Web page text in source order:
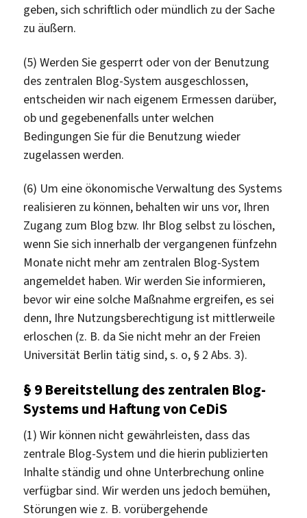
geben, sich schriftlich oder mündlich zu der Sache
zu äußern.
(5) Werden Sie gesperrt oder von der Benutzung
des zentralen Blog-System ausgeschlossen,
entscheiden wir nach eigenem Ermessen darüber,
ob und gegebenenfalls unter welchen
Bedingungen Sie für die Benutzung wieder
zugelassen werden.
(6) Um eine ökonomische Verwaltung des Systems
realisieren zu können, behalten wir uns vor, Ihren
Zugang zum Blog bzw. Ihr Blog selbst zu löschen,
wenn Sie sich innerhalb der vergangenen fünfzehn
Monate nicht mehr am zentralen Blog-System
angemeldet haben. Wir werden Sie informieren,
bevor wir eine solche Maßnahme ergreifen, es sei
denn, Ihre Nutzungsberechtigung ist mittlerweile
erloschen (z. B. da Sie nicht mehr an der Freien
Universität Berlin tätig sind, s. o, § 2 Abs. 3).
§ 9 Bereitstellung des zentralen Blog-
Systems und Haftung von CeDiS
(1) Wir können nicht gewährleisten, dass das
zentrale Blog-System und die hierin publizierten
Inhalte ständig und ohne Unterbrechung online
verfügbar sind. Wir werden uns jedoch bemühen,
Störungen wie z. B. vorübergehende